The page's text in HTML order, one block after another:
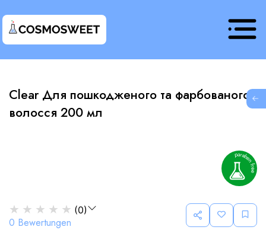
Clear Для пошкодженого та фарбованого
волосся 200 мл
★ ★ ★ ★ ★ (0)
0 Bewertungen